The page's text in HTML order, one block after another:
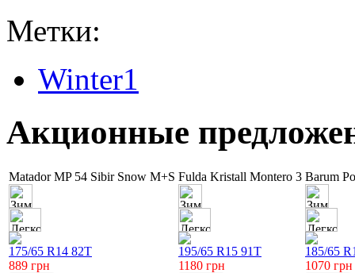
Метки:
Winter1
Акционные
Matador MP 54 Sibir Snow M+S
175/65 R14 82T
889 грн
Fulda Kristall Montero 3
195/65 R15 91T
1180 грн
Barum
185/65
1070 грн